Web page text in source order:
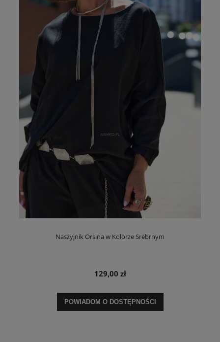
Naszyjnik Orsina w Kolorze Srebrnym
129,00 zł
POWIADOM O DOSTĘPNOŚCI